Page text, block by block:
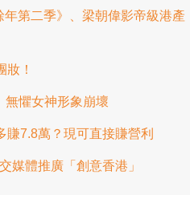
第二季》、梁朝偉影帝級港產
！
無懼女神形象崩壞
7.8萬？現可直接賺營利
媒體推廣「創意香港」